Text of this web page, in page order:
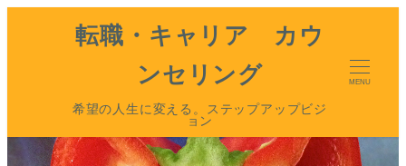
転職・キャリア カウ
ンセリング
希望の人生に変える。ステップアップビジ
ョン
MENU